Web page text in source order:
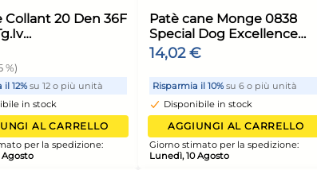
Piantana Portascopini
marca Artex per rotolo
modello Bridge
31,07 €
35,31 €(-12 %)
su 15 o più unità